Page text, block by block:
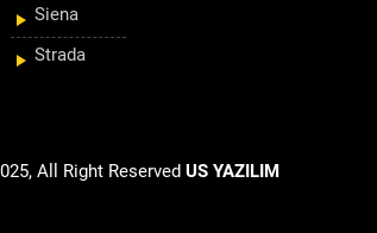
Siena
Strada
All Right Reserved US YAZILIM